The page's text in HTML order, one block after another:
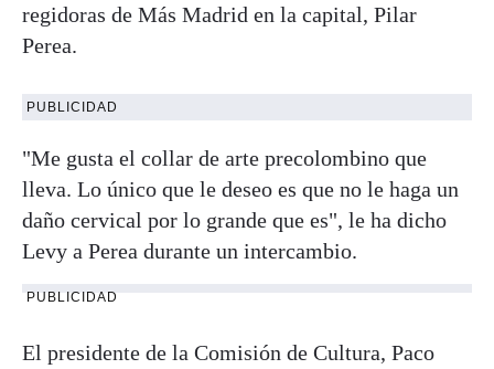
regidoras de Más Madrid en la capital, Pilar
Perea.
PUBLICIDAD
"Me gusta el collar de arte precolombino que
lleva. Lo único que le deseo es que no le haga un
daño cervical por lo grande que es", le ha dicho
Levy a Perea durante un intercambio.
PUBLICIDAD
El presidente de la Comisión de Cultura, Paco